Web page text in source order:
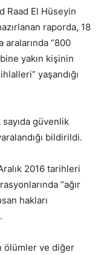
Raad El Hüseyin
raporda, 18
aralarında “800
yakın kişinin
yaşandığı
sayıda güvenlik
bildirildi.
2016 tarihleri
“ağır
hakları
ölümler ve diğer